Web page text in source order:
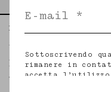
Home
Wadi Top
MARIQUITA CRAB
Top a spalle scoperte in seta
Sottoscrivendo
rimanere in
accetta